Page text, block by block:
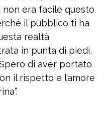
non era facile questo
il pubblico ti ha
realtà
in punta di piedi,
di aver portato
il rispetto e l’amore